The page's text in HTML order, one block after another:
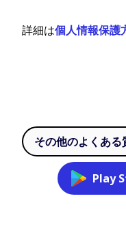
詳細は個人情報保護
その他のよくある
Play